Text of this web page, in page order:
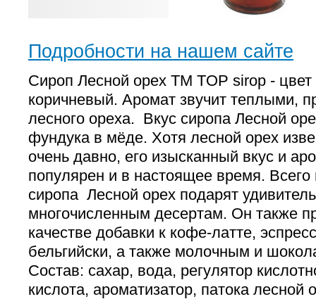
Подробности на нашем сайте
Сироп Лесной орех ТМ TOP sirop - цвет
коричневый. Аромат звучит теплыми,
лесного ореха. Вкус сиропа Лесной
фундука в мёде. Хотя лесной орех
очень давно, его изысканный вкус и
популярен и в настоящее время. Всего
сиропа Лесной орех подарят
многочисленным десертам. Он также
качестве добавки к кофе-латте,
бельгийски, а также молочным и
Состав: сахар, вода, регулятор
кислота, ароматизатор, патока лесной